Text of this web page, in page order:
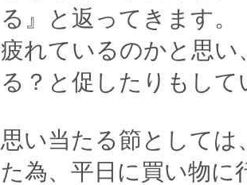
る』と返ってきます。
疲れているのかと思
る？と促したりもして
思い当たる節として
た為、平日に買い物